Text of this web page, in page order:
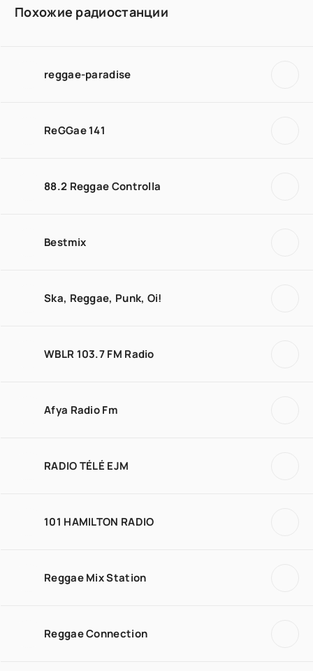
Похожие радиостанции
reggae-paradise
ReGGae 141
88.2 Reggae Controlla
Bestmix
Ska, Reggae, Punk, Oi!
WBLR 103.7 FM Radio
Afya Radio Fm
RADIO TÉLÉ EJM
101 HAMILTON RADIO
Reggae Mix Station
Reggae Connection